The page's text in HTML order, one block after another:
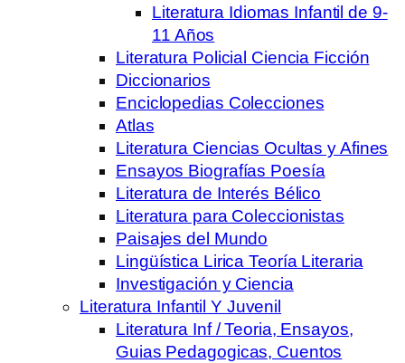
Literatura Idiomas Infantil de 9-
11 Años
Literatura Policial Ciencia Ficción
Diccionarios
Enciclopedias Colecciones
Atlas
Literatura Ciencias Ocultas y Afines
Ensayos Biografías Poesía
Literatura de Interés Bélico
Literatura para Coleccionistas
Paisajes del Mundo
Lingüística Lirica Teoría Literaria
Investigación y Ciencia
Literatura Infantil Y Juvenil
Literatura Inf / Teoria, Ensayos,
Guias Pedagogicas, Cuentos